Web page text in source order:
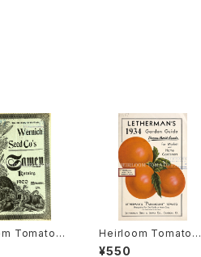
Tomato®
Boufo
Heirloom Tomato®
Lethermans' Param
¥550